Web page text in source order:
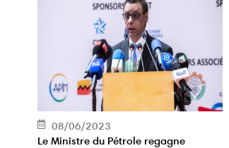
08/06/2023
Le Ministre du Pétrole regagne